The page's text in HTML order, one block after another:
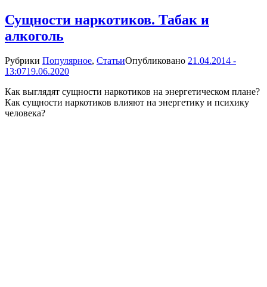
Сущности наркотиков. Табак и
алкоголь
Рубрики Популярное, СтатьиОпубликовано 21.04.2014 -
13:0719.06.2020
Как выглядят сущности наркотиков на энергетическом плане?
Как сущности наркотиков влияют на энергетику и психику
человека?